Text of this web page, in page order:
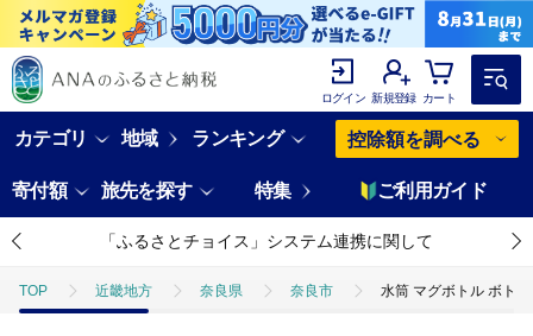
ログイン 新規登録 カート
カテゴリ 地域 ランキング 控除額を調べる
寄付額 旅先を探す 特集 ご利用ガイド
「ふるさとチョイス」システム連携に関して
TOP 近畿地方 奈良県 奈良市 水筒 マグボトル ボト